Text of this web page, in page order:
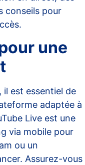
conseils pour
une
est essentiel de
adaptée à
Live est une
via mobile pour
ou un
Assurez-vous